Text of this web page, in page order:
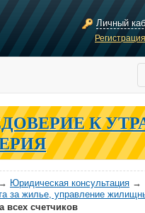
Личный
К
→ Юридическая консультация →
за жилье, управление
всех счетчиков